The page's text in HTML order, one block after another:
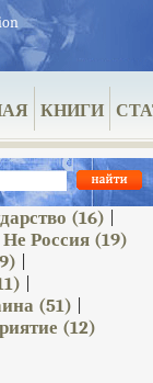
КНИГИ
(16)
Не Россия (19)
(51)
(12)